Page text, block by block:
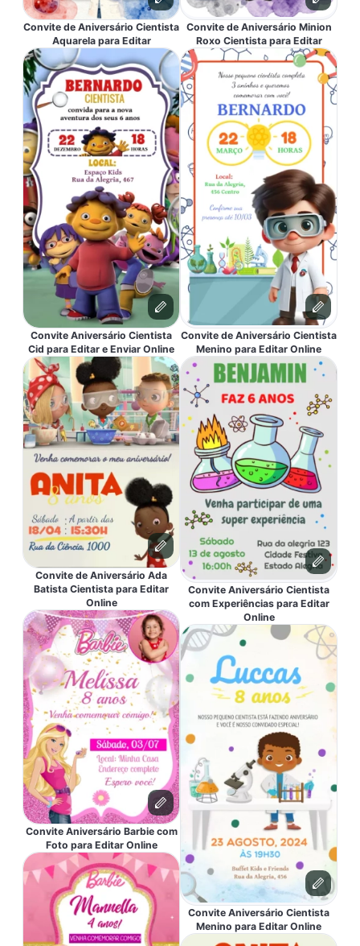
Convite de Aniversário Cientista
Aquarela para Editar
Convite Aniversário Cientista
Cid para Editar e Enviar Online
Convite de Aniversário Ada
Batista Cientista para Editar
Online
Convite Aniversário Barbie com
Foto para Editar Online
Convite de Aniversário Minion
Roxo Cientista para Editar
Convite de Aniversário Cientista
Menino para Editar Online
Convite Aniversário Cientista
com Experiências para Editar
Online
Convite Aniversário Cientista
Menino para Editar Online